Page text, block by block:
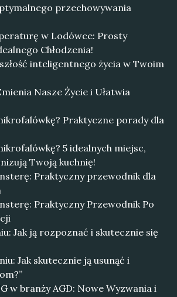
przechowywania
w Lodówce: Prosty
Chłodzenia!
inteligentnego życia w Twoim
Nasze Życie i Ułatwia
Praktyczne porady dla
5 idealnych miejsc,
Twoją kuchnię!
Praktyczny przewodnik dla
Praktyczny Przewodnik Po
Jak ją rozpoznać i skutecznie się
Jak skutecznie ją usunąć i
w branży AGD: Nowe Wyzwania i